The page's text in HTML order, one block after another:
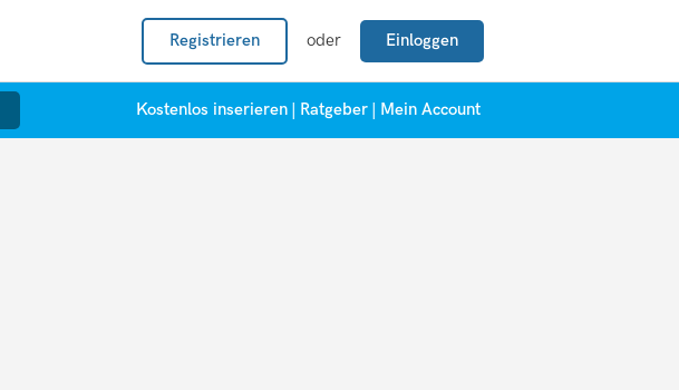
Registrieren oder Einloggen
Kostenlos inserieren Ratgeber Mein Account